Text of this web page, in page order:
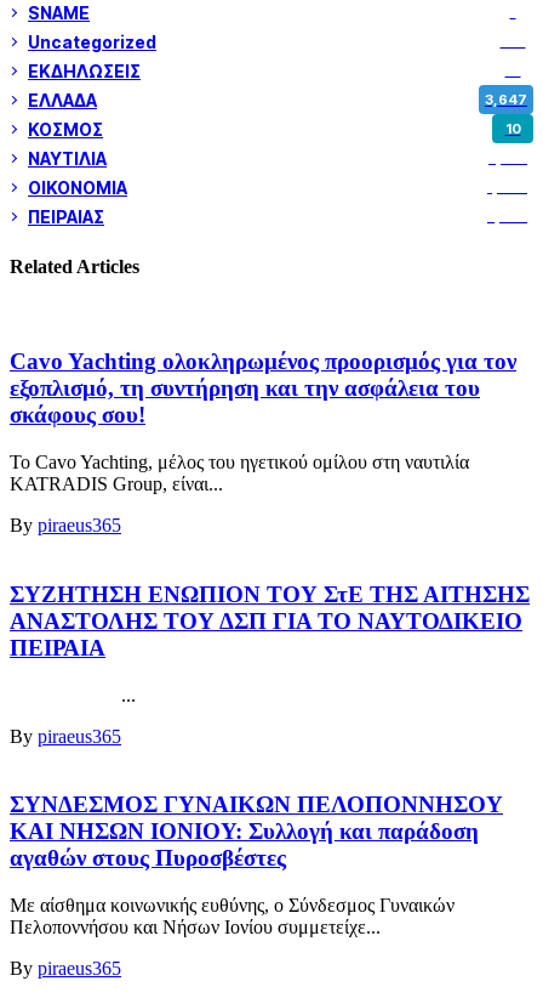
SNAME
Uncategorized
ΕΚΔΗΛΩΣΕΙΣ
ΕΛΛΑΔΑ 3,647
ΚΟΣΜΟΣ 10
ΝΑΥΤΙΛΙΑ
ΟΙΚΟΝΟΜΙΑ
ΠΕΙΡΑΙΑΣ
Related Articles
Cavo Yachting ολοκληρωμένος προορισμός για τον
εξοπλισμό, τη συντήρηση και την ασφάλεια του
σκάφους σου!
Το Cavo Yachting, μέλος του ηγετικού ομίλου στη ναυτιλία
KATRADIS Group, είναι...
By piraeus365
ΣΥΖΗΤΗΣΗ ΕΝΩΠΙΟΝ ΤΟΥ ΣτΕ ΤΗΣ ΑΙΤΗΣΗΣ
ΑΝΑΣΤΟΛΗΣ ΤΟΥ ΔΣΠ ΓΙΑ ΤΟ ΝΑΥΤΟΔΙΚΕΙΟ
ΠΕΙΡΑΙΑ
...
By piraeus365
ΣΥΝΔΕΣΜΟΣ ΓΥΝΑΙΚΩΝ ΠΕΛΟΠΟΝΝΗΣΟΥ
ΚΑΙ ΝΗΣΩΝ ΙΟΝΙΟΥ: Συλλογή και παράδοση
αγαθών στους Πυροσβέστες
Με αίσθημα κοινωνικής ευθύνης, ο Σύνδεσμος Γυναικών
Πελοποννήσου και Νήσων Ιονίου συμμετείχε...
By piraeus365